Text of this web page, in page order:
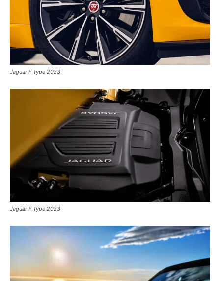
Jaguar F-type 2023
Jaguar F-type 2023